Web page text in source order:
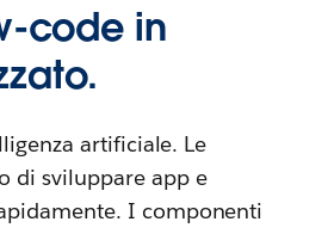
code in
artificiale. Le
di sviluppare app e
I componenti